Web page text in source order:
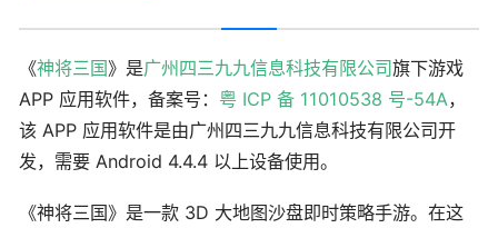
《神将三国》是广州四三九九信息科技有限公司旗下游戏
APP 应用软件，备案号： 粤 ICP 备 11010538 号-54A，
该 APP 应用软件是由广州四三九九信息科技有限公司开
发，需要 Android 4.4.4 以上设备使用。
《神将三国》是一款 3D 大地图沙盘即时策略手游。在这